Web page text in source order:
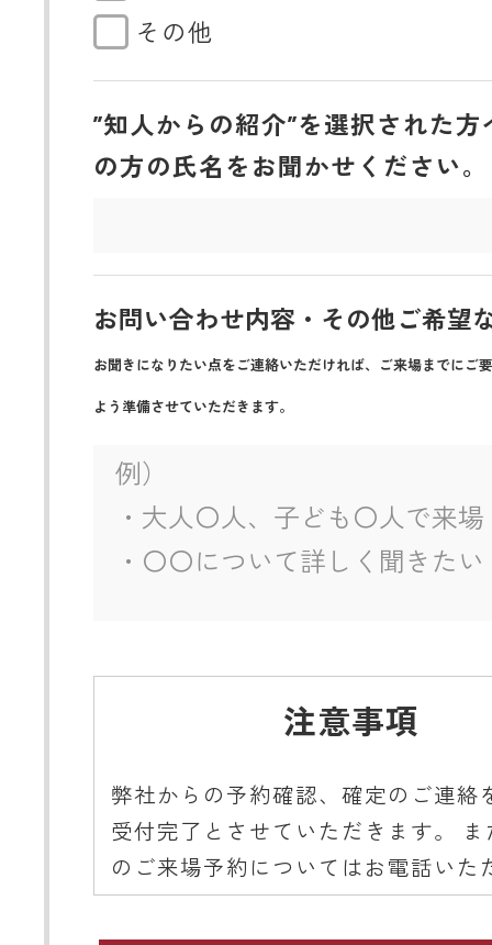
その他
”知人からの紹介”を選択された方
の方の氏名をお聞かせください。
お問い合わせ内容・その他ご希望
お聞きになりたい点をご連絡いただければ、ご来場までにご
よう準備させていただきます。
注意事項
弊社からの予約確認、確定のご連絡
受付完了とさせていただきます。
のご来場予約についてはお電話いた
ようご協力をお願いいたします。